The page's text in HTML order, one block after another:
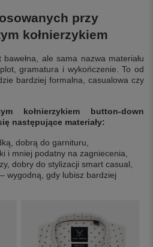
przy
kołnierzykiem
ale sama nazwa materiału
gramatura i wykończenie. To od
bardziej formalna, casualowa czy
kołnierzykiem button-down
następujące materiały:
dobrą do garnituru,
i mniej podatny na zagniecenia,
dobry do stylizacji smart casual,
wygodną, gdy lubisz bardziej